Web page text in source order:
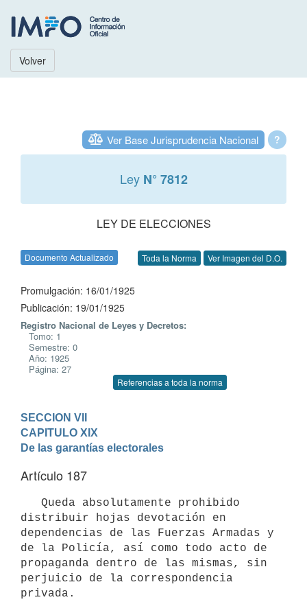
Volver
?
Ver Base Jurisprudencia Nacional
Ley N° 7812
LEY DE ELECCIONES
Documento Actualizado Toda la Norma Ver Imagen del D.O.
Promulgación: 16/01/1925
Publicación: 19/01/1925
Registro Nacional de Leyes y Decretos:
Tomo: 1
Semestre: 0
Año: 1925
Página: 27
Referencias a toda la norma
SECCION VII
CAPITULO XIX
De las garantías electorales
Artículo 187
distribuir hojas devotación en
dependencias de las Fuerzas Armadas y
de la Policía, así como todo acto de
propaganda dentro de las mismas, sin
perjuicio de la correspondencia
privada.